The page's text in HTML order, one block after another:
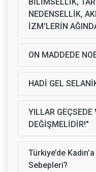
NEDENSELLİK,
İZM'LERİN
ON MADDEDE
HADİ GEL
YILLAR
DEĞİŞMELİDİR!"
Türkiye’de
Sebepleri?